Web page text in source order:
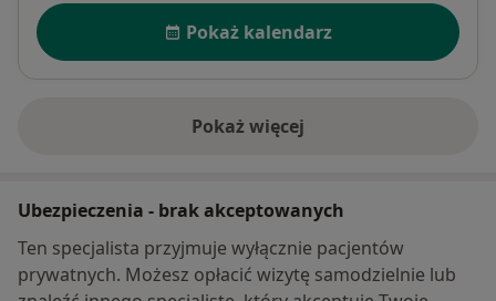
Dostępność
Pokaż kalendarz
Pokaż więcej
o adresie
Ubezpieczenia - brak akceptowanych
Ten specjalista przyjmuje wyłącznie pacjentów
prywatnych. Możesz opłacić wizytę samodzielnie lub